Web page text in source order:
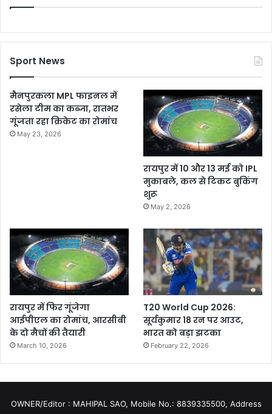
Sport News
मैनपुरकला MPL फाइनल में
रसेला टीम का कब्जा, रातभर
गूंजता रहा क्रिकेट का रोमांच
May 23, 2026
रायपुर में 10 और 13 मई को IPL
मुकाबले, कल से टिकट बुकिंग
शुरू
May 2, 2026
रायपुर में फिर गूंजेगा
आईपीएल का रोमांच, आरसीबी
के दो मैचों की तैयारी
March 10, 2026
T20 World Cup 2026:
सूर्यकुमार 18 रन पर आउट,
भारत को बड़ा झटका
February 22, 2026
OWNER/Editor : MAHIPAL SAO, Mobile No.: 8839335500, Address